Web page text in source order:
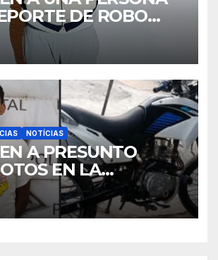
DE ROBO
A TAXISTA
NOTÍCIAS
A PRESUNTO
EN LA
OTZOLOTEPEC